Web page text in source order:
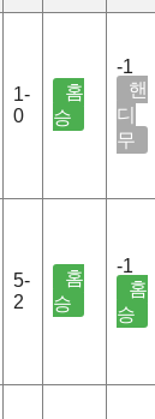
1-
0
홈
승
-1
핸
디
무
5-
2
홈
승
-1
홈
승